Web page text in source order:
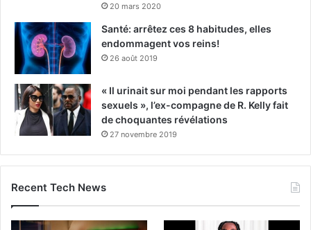
20 mars 2020
Santé: arrêtez ces 8 habitudes, elles
endommagent vos reins!
26 août 2019
« Il urinait sur moi pendant les rapports
sexuels », l’ex-compagne de R. Kelly fait
de choquantes révélations
27 novembre 2019
Recent Tech News